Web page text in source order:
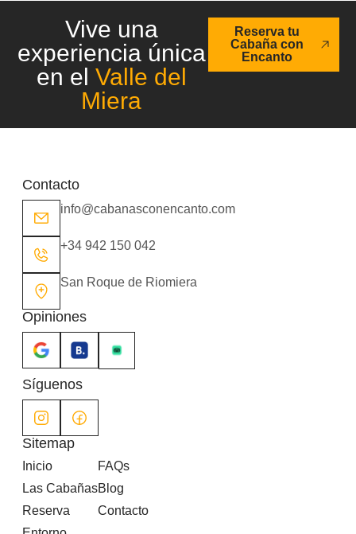
Vive una
experiencia única
en el Valle del
Miera
Reserva tu
Cabaña con
Encanto
Contacto
info@cabanasconencanto.com
+34 942 150 042
San Roque de Riomiera
Opiniones
Síguenos
Sitemap
Inicio
Las Cabañas
Reserva
FAQs
Blog
Contacto